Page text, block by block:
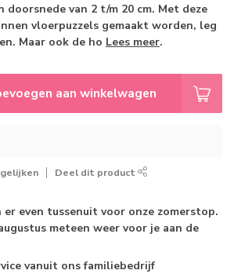
doorsnede van 2 t/m 20 cm. Met deze
vloerpuzzels gemaakt worden, leg
Maar ook de ho Lees meer.
aan winkelwagen
Deel dit product
er even tussenuit voor onze zomerstop.
meteen weer voor je aan de
vanuit ons familiebedrijf